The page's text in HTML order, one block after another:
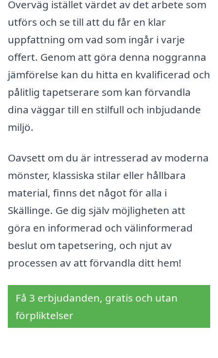
Överväg istället värdet av det arbete som
utförs och se till att du får en klar
uppfattning om vad som ingår i varje
offert. Genom att göra denna noggranna
jämförelse kan du hitta en kvalificerad och
pålitlig tapetserare som kan förvandla
dina väggar till en stilfull och inbjudande
miljö.
Oavsett om du är intresserad av moderna
mönster, klassiska stilar eller hållbara
material, finns det något för alla i
Skällinge. Ge dig själv möjligheten att
göra en informerad och välinformerad
beslut om tapetsering, och njut av
processen av att förvandla ditt hem!
Få 3 erbjudanden, gratis och utan
förpliktelser